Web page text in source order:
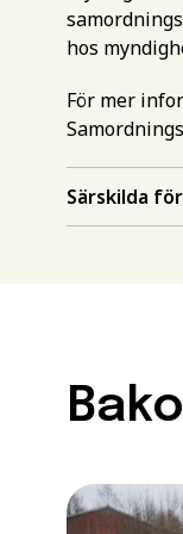
hos
För mer
Särskilda